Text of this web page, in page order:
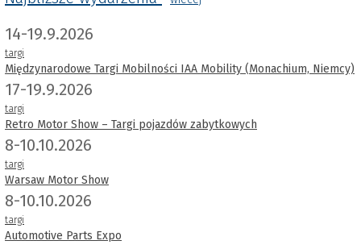
14-19.9.2026
targi
Międzynarodowe Targi Mobilności IAA Mobility (Monachium, Niemcy)
17-19.9.2026
targi
Retro Motor Show – Targi pojazdów zabytkowych
8-10.10.2026
targi
Warsaw Motor Show
8-10.10.2026
targi
Automotive Parts Expo